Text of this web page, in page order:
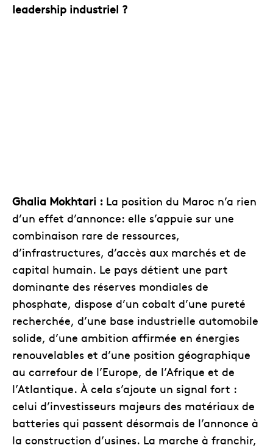
leadership industriel ?
Ghalia Mokhtari : La position du Maroc n’a rien
d’un effet d’annonce: elle s’appuie sur une
combinaison rare de ressources,
d’infrastructures, d’accès aux marchés et de
capital humain. Le pays détient une part
dominante des réserves mondiales de
phosphate, dispose d’un cobalt d’une pureté
recherchée, d’une base industrielle automobile
solide, d’une ambition affirmée en énergies
renouvelables et d’une position géographique
au carrefour de l’Europe, de l’Afrique et de
l’Atlantique. À cela s’ajoute un signal fort :
celui d’investisseurs majeurs des matériaux de
batteries qui passent désormais de l’annonce à
la construction d’usines. La marche à franchir,